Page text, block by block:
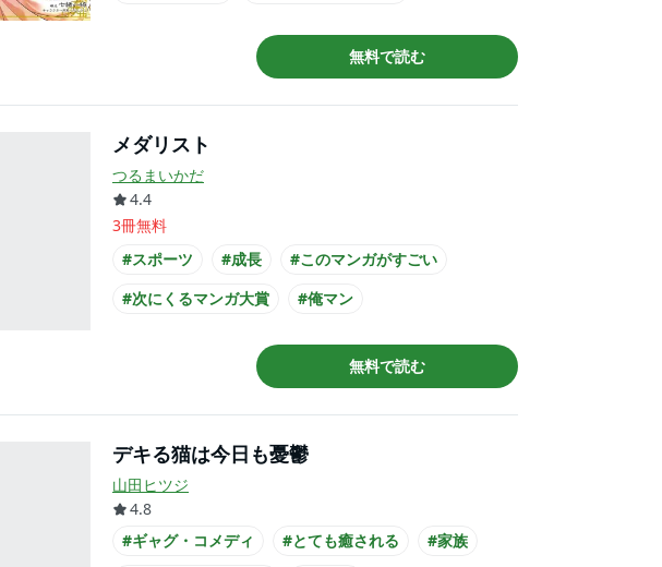
無料で読む
メダリスト
つるまいかだ
4.4
3冊無料
#スポーツ
#成長
#このマンガがすごい
#次にくるマンガ大賞
#俺マン
無料で読む
デキる猫は今日も憂鬱
山田ヒツジ
4.8
#ギャグ・コメディ
#とても癒される
#家族